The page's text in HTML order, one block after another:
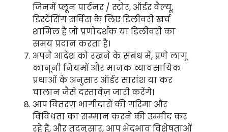
जिनमें प्लून पार्टनर / स्टोर, ऑर्डर वैल्यू,
डिस्टेंसिंग सर्विस के लिए डिलीवरी खर्च
शामिल है जो प्रणोदर्शक या डिलीवरी का
समय प्रदान करता है।
अपने आदेश को रखने के संबंध में, प्रणे लागू
कानूनी नियमों और मानक व्यावसायिक
प्रथाओं के अनुसार ऑर्डर सारांश या कर
चालान जैसे दस्तावेज़ जारी करेंगे।
आप वितरण भागीदारों की गरिमा और
विविधता का सम्मान करने की उम्मीद कर
रहे हैं, और तदनुसार, आप भेदभाव विशेषताओं